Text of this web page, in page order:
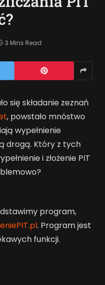
3 Mins Read
się składanie zeznań
, powstało mnóstwo
wypełnienie
drogą. Który z tych
i złożenie PIT
program,
. Program jest
funkcji.